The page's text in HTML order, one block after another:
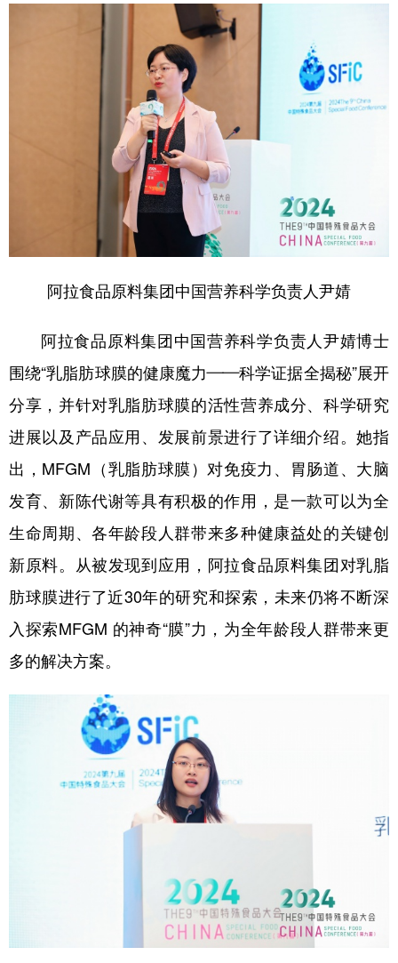
阿拉食品原料集团中国营养科学负责人尹婧
阿拉食品原料集团中国营养科学负责人尹婧博士
围绕“乳脂肪球膜的健康魔力——科学证据全揭秘”展开
分享，并针对乳脂肪球膜的活性营养成分、科学研究
进展以及产品应用、发展前景进行了详细介绍。她指
出，MFGM（乳脂肪球膜）对免疫力、胃肠道、大脑
发育、新陈代谢等具有积极的作用，是一款可以为全
生命周期、各年龄段人群带来多种健康益处的关键创
新原料。从被发现到应用，阿拉食品原料集团对乳脂
肪球膜进行了近30年的研究和探索，未来仍将不断深
入探索MFGM 的神奇“膜”力，为全年龄段人群带来更
多的解决方案。